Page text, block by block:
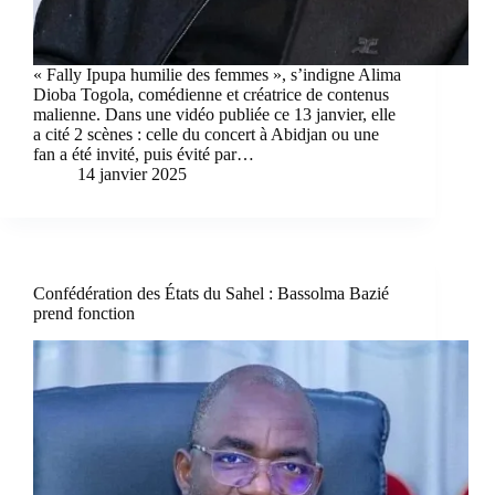
« Fally Ipupa humilie des femmes », s’indigne Alima
Dioba Togola, comédienne et créatrice de contenus
malienne. Dans une vidéo publiée ce 13 janvier, elle
a cité 2 scènes : celle du concert à Abidjan ou une
fan a été invité, puis évité par…
14 janvier 2025
Confédération des États du Sahel : Bassolma Bazié
prend fonction